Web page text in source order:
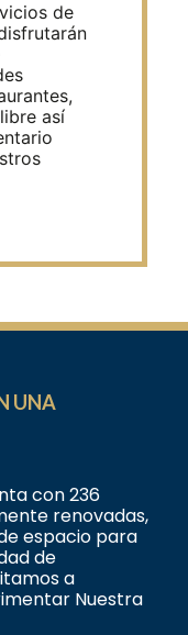
de
así
UNA
con 236
renovadas,
espacio para
de
a
Nuestra